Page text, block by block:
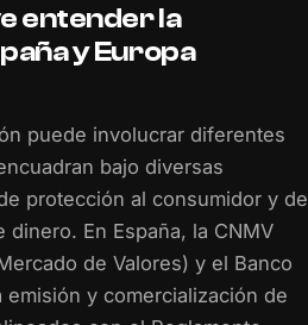
entender la
y Europa
puede involucrar diferentes
bajo diversas
protección al consumidor y de
En España, la CNMV
de Valores) y el Banco
emisión y comercialización de